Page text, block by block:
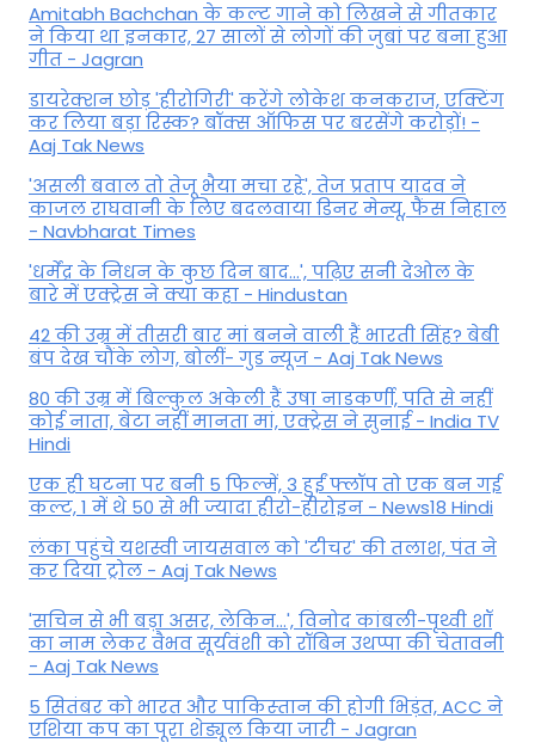
Amitabh Bachchan के कल्ट गाने को लिखने से गीतकार
ने किया था इनकार, 27 सालों से लोगों की जुबां पर बना हुआ
गीत - Jagran
डायरेक्शन छोड़ 'हीरोगिरी' करेंगे लोकेश कनकराज, एक्टिंग
कर लिया बड़ा रिस्क? बॉक्स ऑफिस पर बरसेंगे करोड़ों! -
Aaj Tak News
'असली बवाल तो तेजू भैया मचा रहे', तेज प्रताप यादव ने
काजल राघवानी के लिए बदलवाया डिनर मेन्यू, फैंस न‍िहाल
- Navbharat Times
'धर्मेंद्र के निधन के कुछ दिन बाद...', पढ़िए सनी देओल के
बारे में एक्ट्रेस ने क्या कहा - Hindustan
42 की उम्र में तीसरी बार मां बनने वाली हैं भारती सिंह? बेबी
बंप देख चौंके लोग, बोलीं- गुड न्यूज - Aaj Tak News
80 की उम्र में बिल्कुल अकेली हैं उषा नाडकर्णी, पति से नहीं
कोई नाता, बेटा नहीं मानता मां, एक्ट्रेस ने सुनाई - India TV
Hindi
एक ही घटना पर बनी 5 फिल्में, 3 हुईं फ्लॉप तो एक बन गई
कल्ट, 1 में थे 50 से भी ज्यादा हीरो-हीरोइन - News18 Hindi
लंका पहुंचे यशस्वी जायसवाल को 'टीचर' की तलाश, पंत ने
कर द‍िया ट्रोल - Aaj Tak News
'सचिन से भी बड़ा असर, लेकिन...', व‍िनोद कांबली-पृथ्वी शॉ
का नाम लेकर वैभव सूर्यवंशी को रॉबिन उथप्पा की चेतावनी
- Aaj Tak News
5 सितंबर को भारत और पाकिस्‍तान की होगी भिड़ंत, ACC ने
एशिया कप का पूरा शेड्यूल किया जारी - Jagran